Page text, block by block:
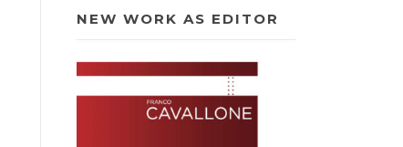
NEW WORK AS EDITOR